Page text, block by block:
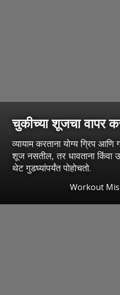
चुकीच्या शूजचा वापर
व्यायाम करताना योग्य ग्रिप
शूज नसतील, तर धावताना किंवा
थेट गुडघ्यांपर्यंत पोहोचतो.
Workout